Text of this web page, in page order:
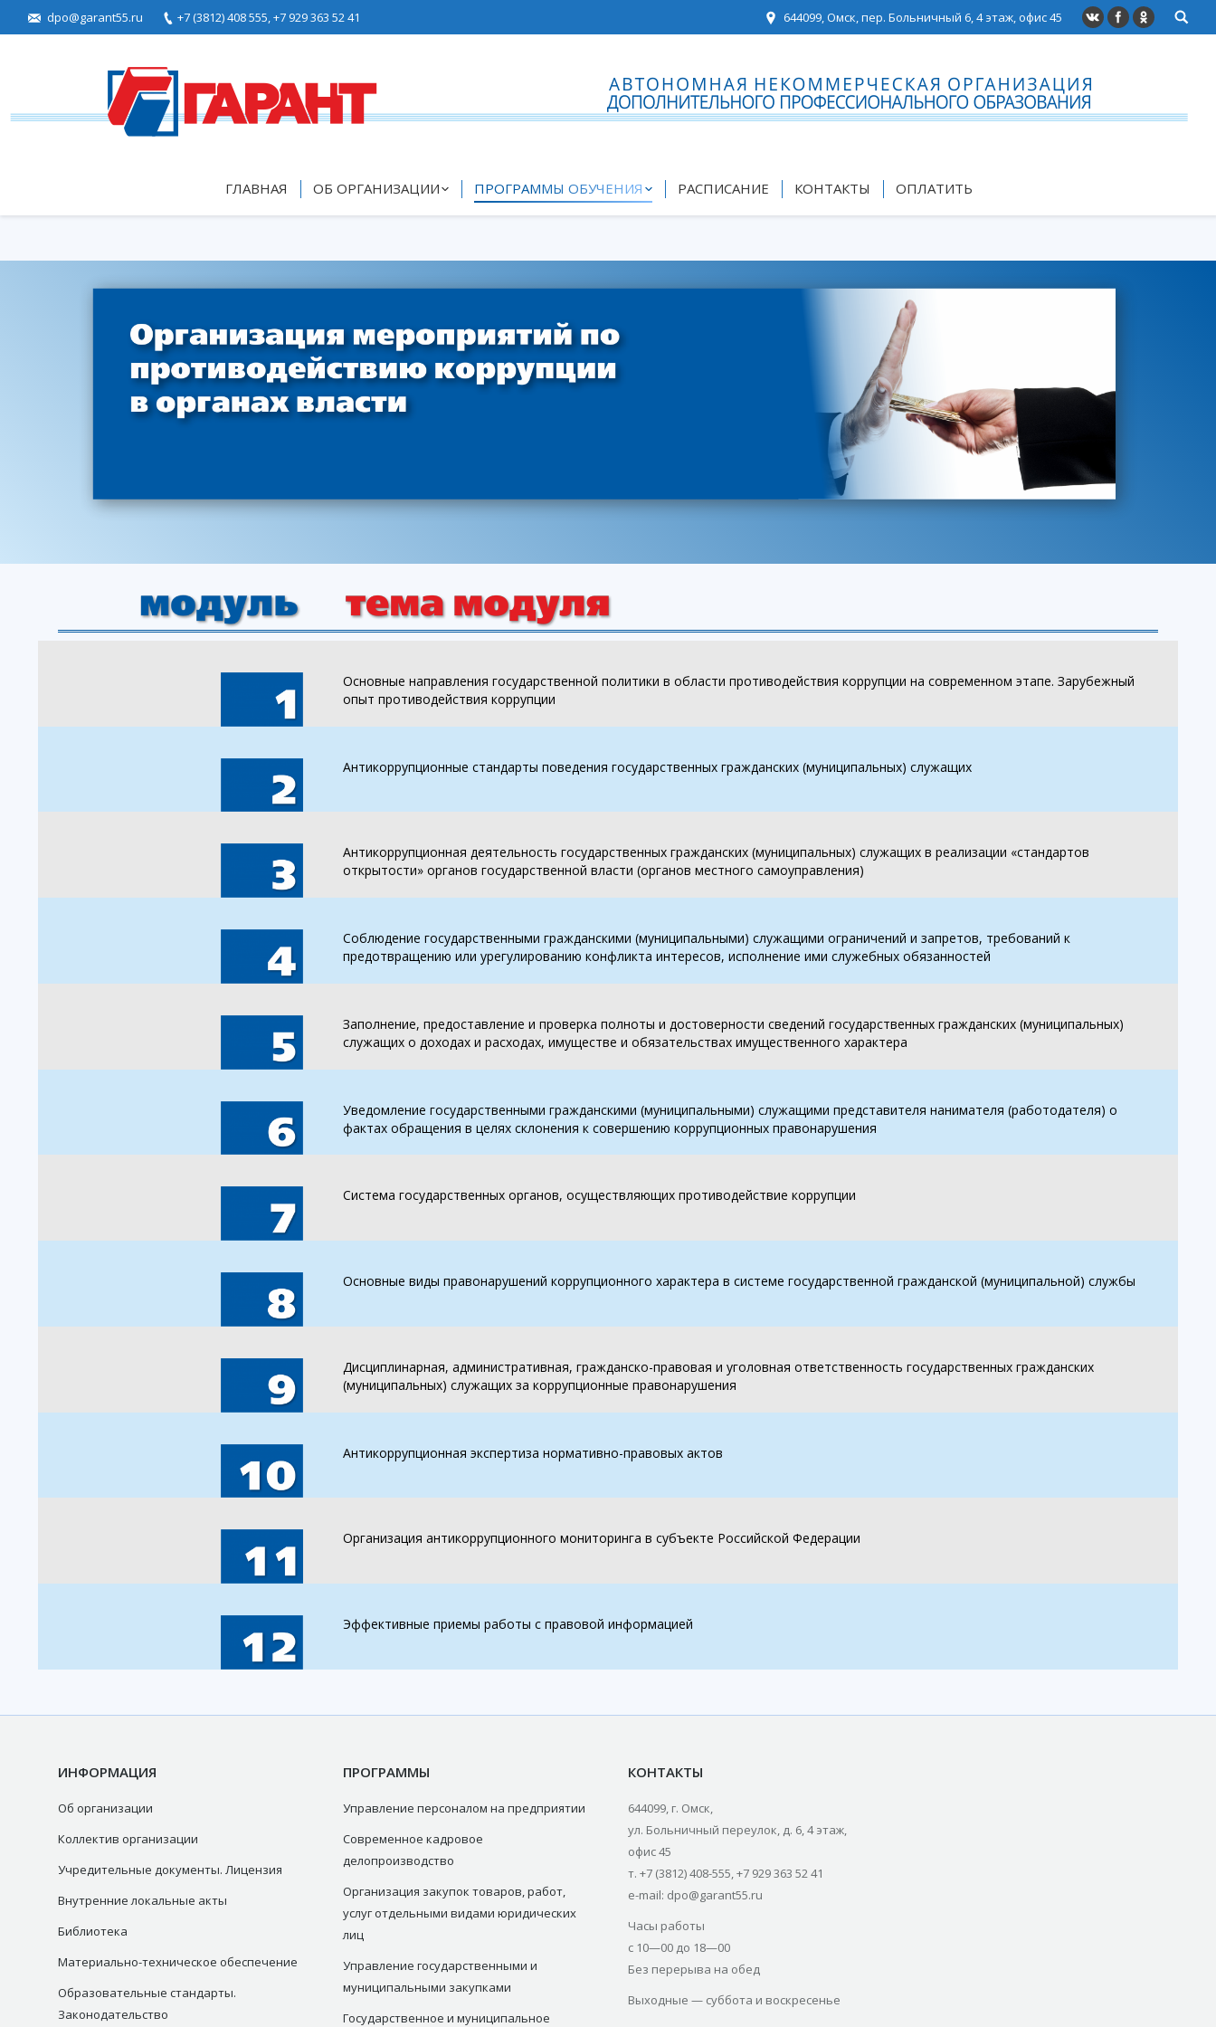
dpo@garant55.ru +7 (3812) 408 555, +7 929 363 52 41 644099, Омск, пер. Больничный 6, 4 этаж, офис 45
ГЛАВНАЯ ОБ ОРГАНИЗАЦИИ ПРОГРАММЫ ОБУЧЕНИЯ РАСПИСАНИЕ КОНТАКТЫ ОПЛАТИТЬ
Основные направления государственной политики в области противодействия коррупции на современном этапе. Зарубежный
опыт противодействия коррупции
Антикоррупционные стандарты поведения государственных гражданских (муниципальных) служащих
Антикоррупционная деятельность государственных гражданских (муниципальных) служащих в реализации «стандартов
открытости» органов государственной власти (органов местного самоуправления)
Соблюдение государственными гражданскими (муниципальными) служащими ограничений и запретов, требований к
предотвращению или урегулированию конфликта интересов, исполнение ими служебных обязанностей
Заполнение, предоставление и проверка полноты и достоверности сведений государственных гражданских (муниципальных)
служащих о доходах и расходах, имуществе и обязательствах имущественного характера
Уведомление государственными гражданскими (муниципальными) служащими представителя нанимателя (работодателя) о
фактах обращения в целях склонения к совершению коррупционных правонарушения
Система государственных органов, осуществляющих противодействие коррупции
Основные виды правонарушений коррупционного характера в системе государственной гражданской (муниципальной) службы
Дисциплинарная, административная, гражданско-правовая и уголовная ответственность государственных гражданских
(муниципальных) служащих за коррупционные правонарушения
Антикоррупционная экспертиза нормативно-правовых актов
Организация антикоррупционного мониторинга в субъекте Российской Федерации
Эффективные приемы работы с правовой информацией
ИНФОРМАЦИЯ
Об организации
Коллектив организации
Учредительные документы. Лицензия
Внутренние локальные акты
Библиотека
Материально-техническое обеспечение
Образовательные стандарты.
Законодательство
ПРОГРАММЫ
Управление персоналом на предприятии
Современное кадровое
делопроизводство
Организация закупок товаров, работ,
услуг отдельными видами юридических
лиц
Управление государственными и
муниципальными закупками
Государственное и муниципальное
КОНТАКТЫ
644099, г. Омск,
ул. Больничный переулок, д. 6, 4 этаж,
офис 45
т. +7 (3812) 408-555, +7 929 363 52 41
e-mail: dpo@garant55.ru
Часы работы
с 10—00 до 18—00
Без перерыва на обед
Выходные — суббота и воскресенье